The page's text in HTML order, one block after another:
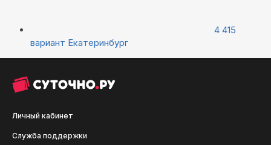
4 415
вариант Екатеринбург
Личный кабинет
Служба поддержки